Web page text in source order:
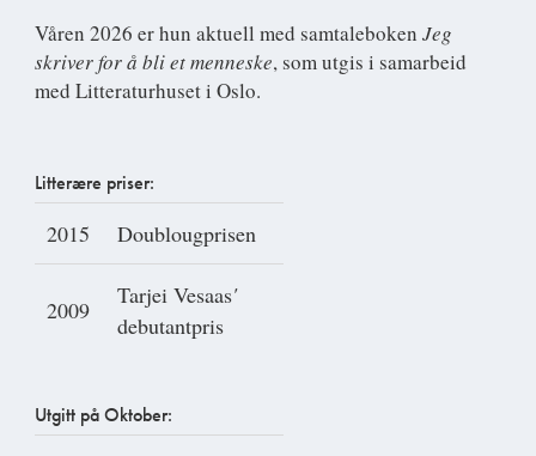
Våren 2026 er hun aktuell med samtaleboken Jeg
skriver for å bli et menneske, som utgis i samarbeid
med Litteraturhuset i Oslo.
Litterære priser:
2015 Doublougprisen
2009
Tarjei Vesaas'
debutantpris
Utgitt på Oktober: